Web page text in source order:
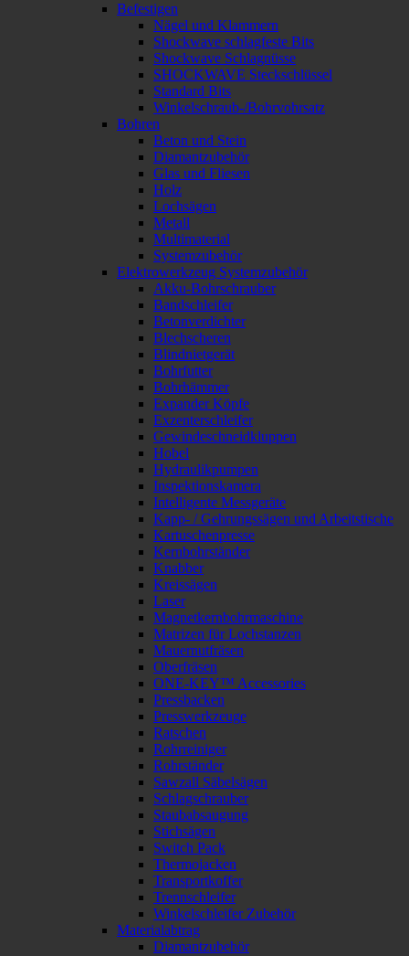
Befestigen
Nägel und Klammern
Shockwave schlagfeste Bits
Shockwave Schlagnüsse
SHOCKWAVE Steckschlüssel
Standard Bits
Winkelschraub-/Bohrvohrsatz
Bohren
Beton und Stein
Diamantzubehör
Glas und Fliesen
Holz
Lochsägen
Metall
Multimaterial
Systemzubehör
Elektrowerkzeug Systemzubehör
Akku-Bohrschrauber
Bandschleifer
Betonverdichter
Blechscheren
Blindnietgerät
Bohrfutter
Bohrhämmer
Expander Köpfe
Exzenterschleifer
Gewindeschneidkluppen
Hobel
Hydraulikpumpen
Inspektionskamera
Intelligente Messgeräte
Kapp- / Gehrungssägen und Arbeitstische
Kartuschenpresse
Kernbohrständer
Knabber
Kreissägen
Laser
Magnetkernbohrmaschine
Matrizen für Lochstanzen
Mauernutfräsen
Oberfräsen
ONE-KEY™ Accessories
Pressbacken
Presswerkzeuge
Ratschen
Rohrreiniger
Rohrständer
Sawzall Säbelsägen
Schlagschrauber
Staubabsaugung
Stichsägen
Switch Pack
Thermojacken
Transportkoffer
Trennschleifer
Winkelschleifer Zubehör
Materialabtrag
Diamantzubehör